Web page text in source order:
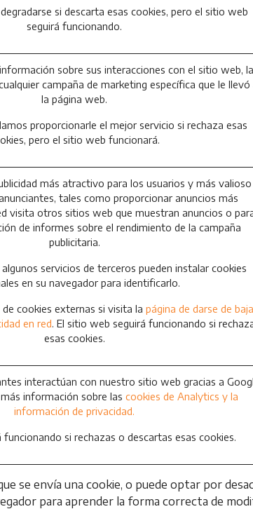
si descarta esas cookies, pero el sitio web
seguirá funcionando.
sobre sus interacciones con el sitio web,
campaña de marketing específica que le llevó
la página web.
proporcionarle el mejor servicio si rechaza esas
pero el sitio web funcionará.
más atractivo para los usuarios y más valioso
tales como proporcionar anuncios más
visita otros sitios web que muestran anuncios o
de informes sobre el rendimiento de la campaña
publicitaria.
servicios de terceros pueden instalar cookies
en su navegador para identificarlo.
cookies externas si visita la página de darse de baja
en red. El sitio web seguirá funcionando si
esas cookies.
interactúan con nuestro sitio web gracias a
información sobre las cookies de Analytics y la
información de privacidad.
si rechazas o descartas esas cookies.
se envía una cookie, o puede optar por
para aprender la forma correcta de